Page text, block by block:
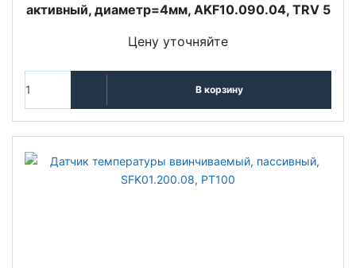
активный, диаметр=4мм, AKF10.090.04, TRV 5
Цену уточняйте
В корзину